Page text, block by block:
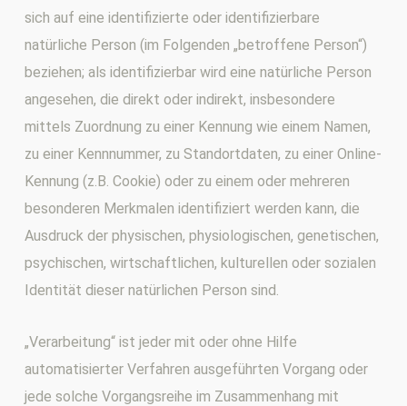
sich auf eine identifizierte oder identifizierbare
natürliche Person (im Folgenden „betroffene Person“)
beziehen; als identifizierbar wird eine natürliche Person
angesehen, die direkt oder indirekt, insbesondere
mittels Zuordnung zu einer Kennung wie einem Namen,
zu einer Kennnummer, zu Standortdaten, zu einer Online-
Kennung (z.B. Cookie) oder zu einem oder mehreren
besonderen Merkmalen identifiziert werden kann, die
Ausdruck der physischen, physiologischen, genetischen,
psychischen, wirtschaftlichen, kulturellen oder sozialen
Identität dieser natürlichen Person sind.
„Verarbeitung“ ist jeder mit oder ohne Hilfe
automatisierter Verfahren ausgeführten Vorgang oder
jede solche Vorgangsreihe im Zusammenhang mit